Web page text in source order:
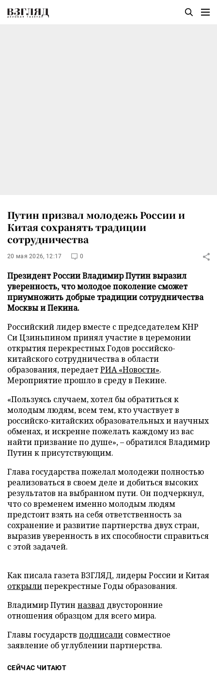
Путин призвал молодежь России и
Китая сохранять традиции
сотрудничества
20 мая 2026, 12:17 0
Президент России Владимир Путин выразил
уверенность, что молодое поколение сможет
приумножить добрые традиции сотрудничества
Москвы и Пекина.
Российский лидер вместе с председателем КНР
Си Цзиньпином принял участие в церемонии
открытия перекрестных Годов российско-
китайского сотрудничества в области
образования, передаетРИА «Новости».
Мероприятие прошло в среду в Пекине.
«Пользуясь случаем, хотел бы обратиться к
молодым людям, всем тем, кто участвует в
российско-китайских образовательных и научных
обменах, и искренне пожелать каждому из вас
найти призвание по душе», – обратился Владимир
Путин к присутствующим.
Глава государства пожелал молодежи полностью
реализоваться в своем деле и добиться высоких
результатов на выбранном пути. Он подчеркнул,
что со временем именно молодым людям
предстоит взять на себя ответственность за
сохранение и развитие партнерства двух стран,
выразив уверенность в их способности справиться
с этой задачей.
Как писала газета ВЗГЛЯД, лидеры России и Китая
открылиперекрестные Годы образования.
Владимир Путин назвал двусторонние
отношения образцом для всего мира.
Главы государств подписали совместное
заявление об углублении партнерства.
СЕЙЧАС ЧИТАЮТ